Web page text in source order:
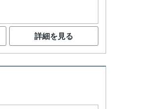
詳細を見る